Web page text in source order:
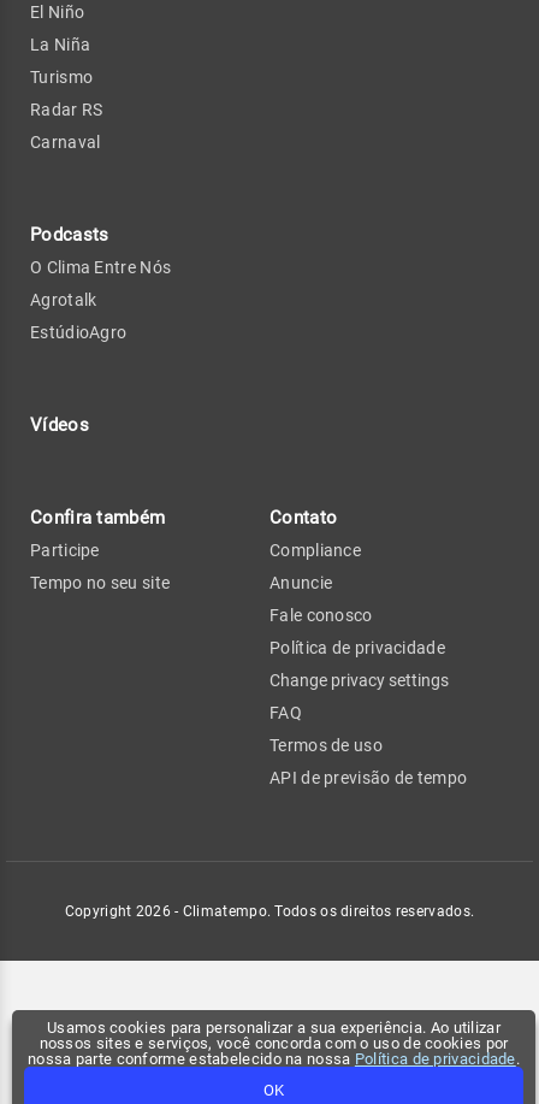
Usamos cookies para personalizar a sua experiência. Ao utilizar
nossos sites e serviços, você concorda com o uso de cookies por
nossa parte conforme estabelecido na nossa Política de privacidade.
OK
El Niño
La Niña
Turismo
Radar RS
Carnaval
Podcasts
O Clima Entre Nós
Agrotalk
EstúdioAgro
Vídeos
Confira também
Participe
Tempo no seu site
Contato
Compliance
Anuncie
Fale conosco
Política de privacidade
Change privacy settings
FAQ
Termos de uso
API de previsão de tempo
Copyright 2026 - Climatempo. Todos os direitos reservados.